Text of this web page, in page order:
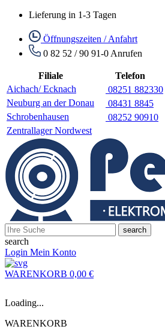
Lieferung in 1-3 Tagen
Öffnungszeiten / Anfahrt
0 82 52 / 90 91-0 Anrufen
Filiale Telefon
Aichach/ Ecknach
08251 882330
Neuburg an der Donau
08431 8845
Schrobenhausen
08252 90910
Zentrallager Nordwest
search
search
Login Mein Konto
WARENKORB 0,00 €
Loading...
WARENKORB